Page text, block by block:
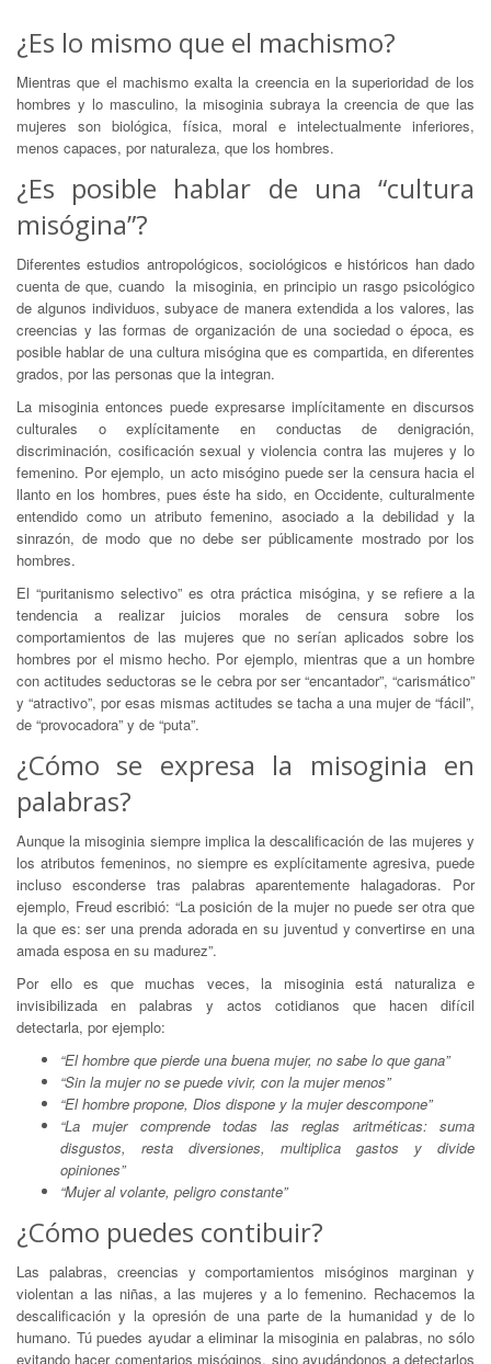
¿Es lo mismo que el machismo?
Mientras que el machismo exalta la creencia en la superioridad de los
hombres y lo masculino, la misoginia subraya la creencia de que las
mujeres son biológica, física, moral e intelectualmente inferiores,
menos capaces, por naturaleza, que los hombres.
¿Es posible hablar de una “cultura
misógina”?
Diferentes estudios antropológicos, sociológicos e históricos han dado
cuenta de que, cuando la misoginia, en principio un rasgo psicológico
de algunos individuos, subyace de manera extendida a los valores, las
creencias y las formas de organización de una sociedad o época, es
posible hablar de una cultura misógina que es compartida, en diferentes
grados, por las personas que la integran.
La misoginia entonces puede expresarse implícitamente en discursos
culturales o explícitamente en conductas de denigración,
discriminación, cosificación sexual y violencia contra las mujeres y lo
femenino. Por ejemplo, un acto misógino puede ser la censura hacia el
llanto en los hombres, pues éste ha sido, en Occidente, culturalmente
entendido como un atributo femenino, asociado a la debilidad y la
sinrazón, de modo que no debe ser públicamente mostrado por los
hombres.
El “puritanismo selectivo” es otra práctica misógina, y se refiere a la
tendencia a realizar juicios morales de censura sobre los
comportamientos de las mujeres que no serían aplicados sobre los
hombres por el mismo hecho. Por ejemplo, mientras que a un hombre
con actitudes seductoras se le cebra por ser “encantador”, “carismático”
y “atractivo”, por esas mismas actitudes se tacha a una mujer de “fácil”,
de “provocadora” y de “puta”.
¿Cómo se expresa la misoginia en
palabras?
Aunque la misoginia siempre implica la descalificación de las mujeres y
los atributos femeninos, no siempre es explícitamente agresiva, puede
incluso esconderse tras palabras aparentemente halagadoras. Por
ejemplo, Freud escribió: “La posición de la mujer no puede ser otra que
la que es: ser una prenda adorada en su juventud y convertirse en una
amada esposa en su madurez”.
Por ello es que muchas veces, la misoginia está naturaliza e
invisibilizada en palabras y actos cotidianos que hacen difícil
detectarla, por ejemplo:
“El hombre que pierde una buena mujer, no sabe lo que gana”
“Sin la mujer no se puede vivir, con la mujer menos”
“El hombre propone, Dios dispone y la mujer descompone”
“La mujer comprende todas las reglas aritméticas: suma
disgustos, resta diversiones, multiplica gastos y divide
opiniones”
“Mujer al volante, peligro constante”
¿Cómo puedes contibuir?
Las palabras, creencias y comportamientos misóginos marginan y
violentan a las niñas, a las mujeres y a lo femenino. Rechacemos la
descalificación y la opresión de una parte de la humanidad y de lo
humano. Tú puedes ayudar a eliminar la misoginia en palabras, no sólo
evitando hacer comentarios misóginos, sino ayudándonos a detectarlos